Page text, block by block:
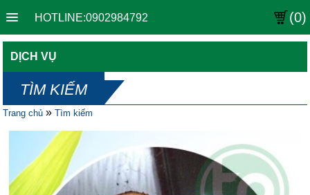
HOTLINE:0902984792 (0)
DỊCH VỤ
TÌM KIẾM
Trang chủ » Tìm kiếm